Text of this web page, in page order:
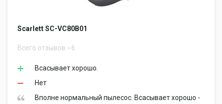
Scarlett SC-VC80B01
Всего отзывов 6
Всасывает хорошо.
Нет
Вполне нормальный пылесос. Всасывает хорошо -